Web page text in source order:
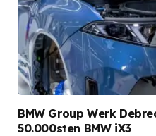
BMW Group Werk
50.000sten BMW iX3